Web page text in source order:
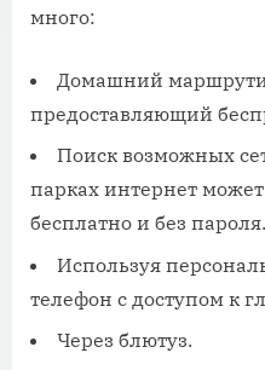
много:
Домашний
предоставляющий
Поиск возможных
парках интернет
бесплатно и без пароля.
Используя
телефон с доступом к
Через блютуз.